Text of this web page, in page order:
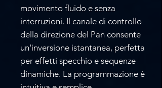
movimento fluido e senza
interruzioni. Il canale di controllo
della direzione del Pan consente
un'inversione istantanea, perfetta
per effetti specchio e sequenze
dinamiche. La programmazione è